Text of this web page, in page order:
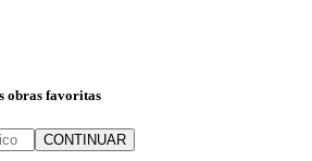
obras favoritas
CONTINUAR